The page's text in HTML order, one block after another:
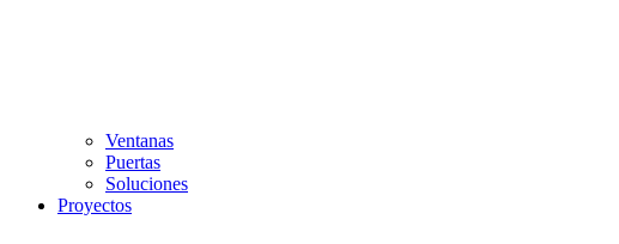
Ventanas
Puertas
Soluciones
Proyectos